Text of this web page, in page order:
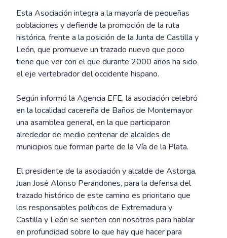
Esta Asociación integra a la mayoría de pequeñas
poblaciones y defiende la promoción de la ruta
histórica, frente a la posición de la Junta de Castilla y
León, que promueve un trazado nuevo que poco
tiene que ver con el que durante 2000 años ha sido
el eje vertebrador del occidente hispano.
Según informó la Agencia EFE, la asociación celebró
en la localidad cacereña de Baños de Montemayor
una asamblea general, en la que participaron
alrededor de medio centenar de alcaldes de
municipios que forman parte de la Vía de la Plata.
El presidente de la asociación y alcalde de Astorga,
Juan José Alonso Perandones, para la defensa del
trazado histórico de este camino es prioritario que
los responsables políticos de Extremadura y
Castilla y León se sienten con nosotros para hablar
en profundidad sobre lo que hay que hacer para